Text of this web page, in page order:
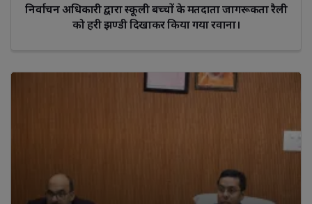
निर्वाचन अधिकारी द्वारा स्कूली बच्चों के मतदाता जागरूकता रैली
को हरी झण्डी दिखाकर किया गया रवाना।